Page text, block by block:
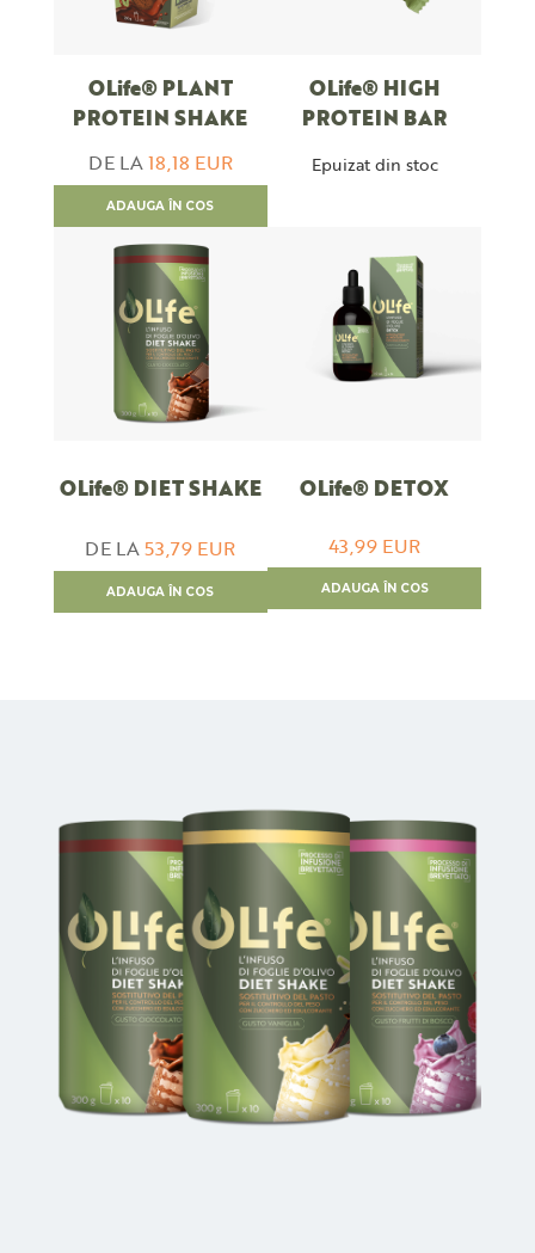
OLife® PLANT
PROTEIN SHAKE
DE LA18,18 EUR
ADAUGA ÎN COS
OLife® HIGH
PROTEIN BAR
Epuizat din stoc
OLife® DIET SHAKE
DE LA53,79 EUR
ADAUGA ÎN COS
OLife® DETOX
43,99 EUR
ADAUGA ÎN COS